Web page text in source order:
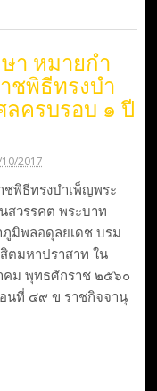
า หมายกํา
ชพิธีทรงบํา
ครบรอบ ๑ ปี
2017
พิธีทรงบําเพ็ญพระ
สวรรคต พระบาท
มิพลอดุลยเดช บรม
ตมหาปราสาท ใน
คม พุทธศักราช ๒๕๖๐
นที่ ๔๙ ข ราชกิจจานุ